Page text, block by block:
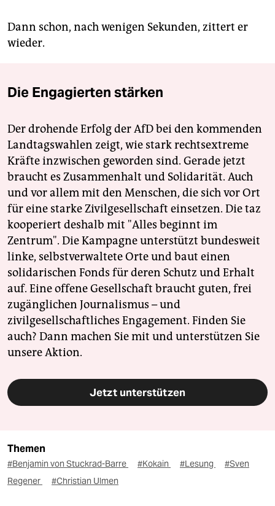
Dann schon, nach wenigen Sekunden, zittert er
wieder.
Die Engagierten stärken
Der drohende Erfolg der AfD bei den kommenden
Landtagswahlen zeigt, wie stark rechtsextreme
Kräfte inzwischen geworden sind. Gerade jetzt
braucht es Zusammenhalt und Solidarität. Auch
und vor allem mit den Menschen, die sich vor Ort
für eine starke Zivilgesellschaft einsetzen. Die taz
kooperiert deshalb mit "Alles beginnt im
Zentrum". Die Kampagne unterstützt bundesweit
linke, selbstverwaltete Orte und baut einen
solidarischen Fonds für deren Schutz und Erhalt
auf. Eine offene Gesellschaft braucht guten, frei
zugänglichen Journalismus – und
zivilgesellschaftliches Engagement. Finden Sie
auch? Dann machen Sie mit und unterstützen Sie
unsere Aktion.
Jetzt unterstützen
Themen
#Benjamin von Stuckrad-Barre #Kokain #Lesung
#Sven
Regener
#Christian Ulmen